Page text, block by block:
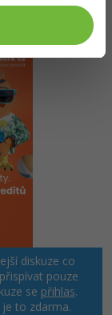
+1
diskuze co
pouze
se přihlas.
je to zdarma.